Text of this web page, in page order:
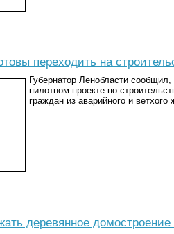
переходить на
Губернатор Ленобласти сообщил,
пилотном проекте по
граждан из аварийного и ветхого
деревянное